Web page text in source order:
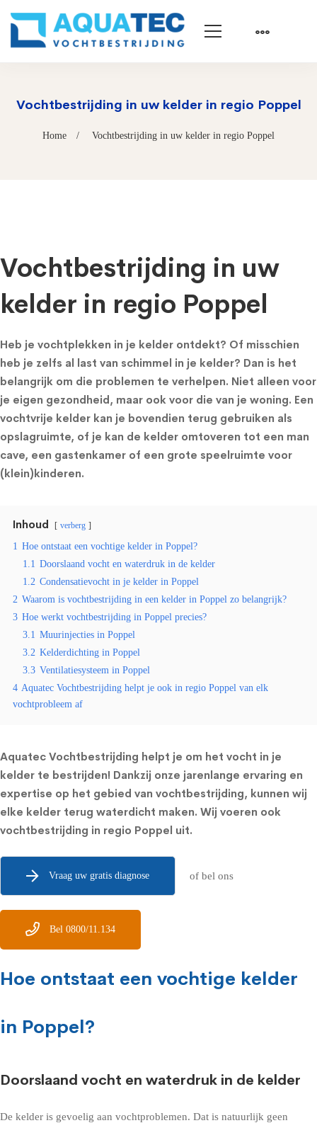
Vochtbestrijding in uw kelder in regio Poppel
Home Vochtbestrijding in uw kelder in regio Poppel
Vochtbestrijding in uw
kelder in regio Poppel
Heb je vochtplekken in je kelder ontdekt? Of misschien
heb je zelfs al last van schimmel in je kelder? Dan is het
belangrijk om die problemen te verhelpen. Niet alleen voor
je eigen gezondheid, maar ook voor die van je woning. Een
vochtvrije kelder kan je bovendien terug gebruiken als
opslagruimte, of je kan de kelder omtoveren tot een man
cave, een gastenkamer of een grote speelruimte voor
(klein)kinderen.
Inhoud verberg
1 Hoe ontstaat een vochtige kelder in Poppel?
1.1 Doorslaand vocht en waterdruk in de kelder
1.2 Condensatievocht in je kelder in Poppel
2 Waarom is vochtbestrijding in een kelder in Poppel zo belangrijk?
3 Hoe werkt vochtbestrijding in Poppel precies?
3.1 Muurinjecties in Poppel
3.2 Kelderdichting in Poppel
3.3 Ventilatiesysteem in Poppel
4 Aquatec Vochtbestrijding helpt je ook in regio Poppel van elk
vochtprobleem af
Aquatec Vochtbestrijding helpt je om het vocht in je
kelder te bestrijden! Dankzij onze jarenlange ervaring en
expertise op het gebied van vochtbestrijding, kunnen wij
elke kelder terug waterdicht maken. Wij voeren ook
vochtbestrijding in regio Poppel uit.
Vraag uw gratis diagnose of bel ons
Bel 0800/11.134
Hoe ontstaat een vochtige kelder
in Poppel?
Doorslaand vocht en waterdruk in de kelder
De kelder is gevoelig aan vochtproblemen. Dat is natuurlijk geen